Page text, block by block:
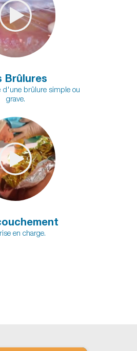
Brûlures
d'une brûlure simple ou
grave.
en charge.